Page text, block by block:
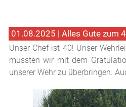
01.08.2025 | Alles Gute zum
Unser Chef ist 40! Unser
mussten wir mit dem
unserer Wehr zu überbringen.